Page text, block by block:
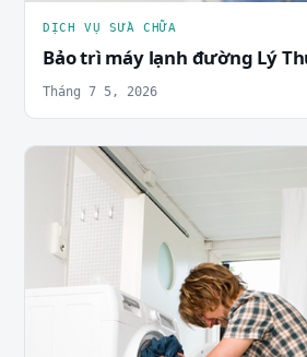
DỊCH VỤ SỬA CHỮA
Bảo trì máy lạnh đường Lý
Tháng 7 5, 2026